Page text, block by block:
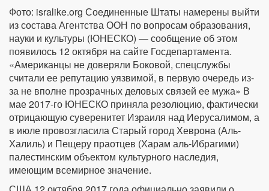
Фото: isralike.org Соединенные Штаты намерены выйти
из состава Агентства ООН по вопросам образования,
науки и культуры (ЮНЕСКО) — сообщение об этом
появилось 12 октября на сайте Госдепартамента.
«Американцы не доверяли Боковой, спецслужбы
считали ее репутацию уязвимой, в первую очередь из-
за не вполне прозрачных деловых связей ее мужа» В
мае 2017-го ЮНЕСКО приняла резолюцию, фактически
отрицающую суверенитет Израиля над Иерусалимом, а
в июле провозгласила Старый город Хеврона (Аль-
Халиль) и Пещеру праотцев (Харам аль-Ибрагими)
палестинским объектом культурного наследия,
имеющим всемирное значение.